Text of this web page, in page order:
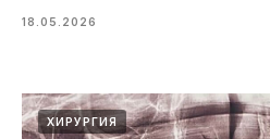
18.05.2026
ХИРУРГИЯ